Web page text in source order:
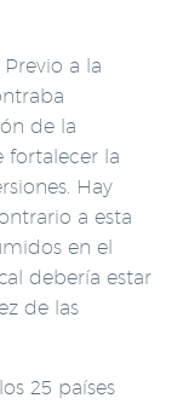
Previo a la
de la
fortalecer la
Hay
a esta
en el
debería estar
de las
25 países